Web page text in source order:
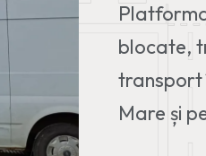
blocate,
transport
Mare și